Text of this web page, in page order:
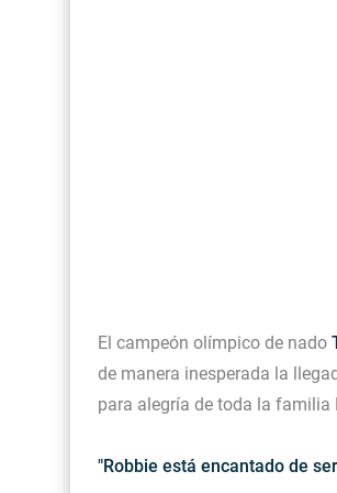
El campeón olímpico de nado
de manera inesperada la
para alegría de toda la familia
"Robbie está encantado de